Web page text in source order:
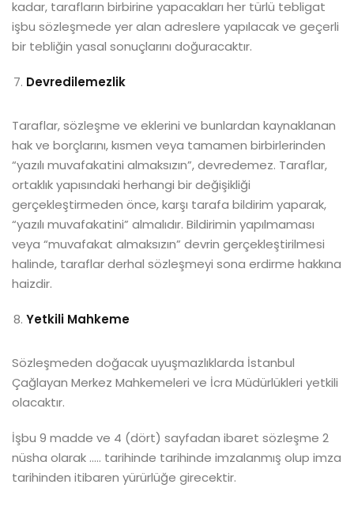
kadar, tarafların birbirine yapacakları her türlü tebligat
işbu sözleşmede yer alan adreslere yapılacak ve geçerli
bir tebliğin yasal sonuçlarını doğuracaktır.
Devredilemezlik
Taraflar, sözleşme ve eklerini ve bunlardan kaynaklanan
hak ve borçlarını, kısmen veya tamamen birbirlerinden
“yazılı muvafakatini almaksızın”, devredemez. Taraflar,
ortaklık yapısındaki herhangi bir değişikliği
gerçekleştirmeden önce, karşı tarafa bildirim yaparak,
“yazılı muvafakatini” almalıdır. Bildirimin yapılmaması
veya “muvafakat almaksızın” devrin gerçekleştirilmesi
halinde, taraflar derhal sözleşmeyi sona erdirme hakkına
haizdir.
Yetkili Mahkeme
Sözleşmeden doğacak uyuşmazlıklarda İstanbul
Çağlayan Merkez Mahkemeleri ve İcra Müdürlükleri yetkili
olacaktır.
İşbu 9 madde ve 4 (dört) sayfadan ibaret sözleşme 2
nüsha olarak ….. tarihinde tarihinde imzalanmış olup imza
tarihinden itibaren yürürlüğe girecektir.